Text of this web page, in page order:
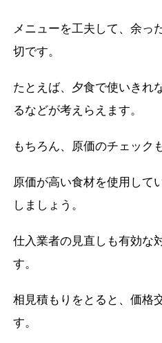
メニューを工夫して、余っ
切です。
たとえば、夕食で使いきれ
るなどが考えらえます。
もちろん、原価のチェック
原価が高い食材を使用して
しましょう。
仕入業者の見直しも有効な
す。
相見積もりをとると、価格
す。